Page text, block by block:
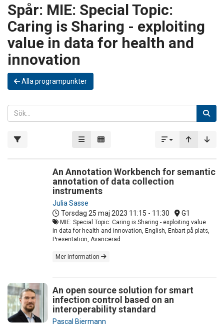
Spår: MIE: Special Topic:
Caring is Sharing - exploiting
value in data for health and
innovation
Alla programpunkter
An Annotation Workbench for semantic
annotation of data collection
instruments
Julia Sasse
Torsdag 25 maj 2023 11:15 - 11:30 G1
MIE: Special Topic: Caring is Sharing - exploiting value
in data for health and innovation, English, Enbart på plats,
Presentation, Avancerad
Mer information
An open source solution for smart
infection control based on an
interoperability standard
Pascal Biermann